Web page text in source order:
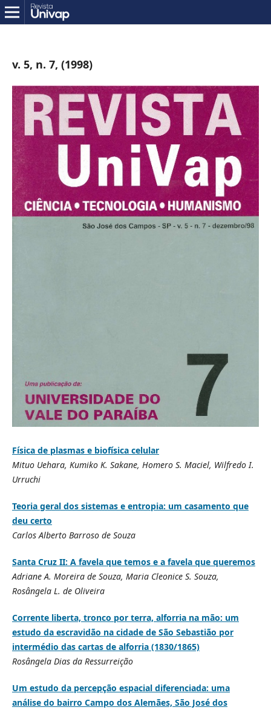
v. 5, n. 7, (1998)
Física de plasmas e biofísica celular
Mituo Uehara, Kumiko K. Sakane, Homero S. Maciel, Wilfredo I.
Urruchi
Teoria geral dos sistemas e entropia: um casamento que
deu certo
Carlos Alberto Barroso de Souza
Santa Cruz II: A favela que temos e a favela que queremos
Adriane A. Moreira de Souza, Maria Cleonice S. Souza,
Rosângela L. de Oliveira
Corrente liberta, tronco por terra, alforria na mão: um
estudo da escravidão na cidade de São Sebastião por
intermédio das cartas de alforria (1830/1865)
Rosângela Dias da Ressurreição
Um estudo da percepção espacial diferenciada: uma
análise do bairro Campo dos Alemães, São José dos